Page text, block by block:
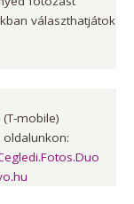
választhatjátok
mobile)